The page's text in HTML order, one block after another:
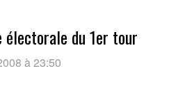
électorale du 1er tour
à 23:50